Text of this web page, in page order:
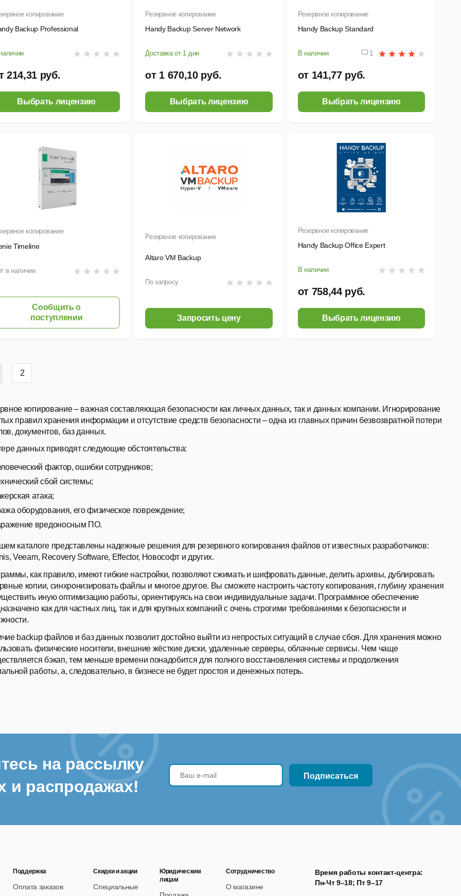
копирование
Backup Professional
214,31 руб.
Выбрать лицензию
Резервное копирование
Handy Backup Server Network
Доставка от 1 дня
от 1 670,10 руб.
Выбрать лицензию
Резервное копирование
Handy Backup Standard
В наличии 1
от 141,77 руб.
Выбрать лицензию
копирование
Timeline
в наличии
Сообщить о
поступлении
Резервное копирование
Altaro VM Backup
По запросу
Запросить цену
Резервное копирование
Handy Backup Office Expert
В наличии
от 758,44 руб.
Выбрать лицензию
2
копирование – важная составляющая безопасности как личных данных, так и данных компании. Игнорирование
правил хранения информации и отсутствие средств безопасности – одна из главных причин безвозвратной потери
документов, баз данных.
данных приводят следующие обстоятельства:
фактор, ошибки сотрудников;
сбой системы;
атака;
оборудования, его физическое повреждение;
вредоносным ПО.
каталоге представлены надежные решения для резервного копирования файлов от известных разработчиков:
Veeam, Recovery Software, Effector, Новософт и других.
как правило, имеют гибкие настройки, позволяют сжимать и шифровать данные, делить архивы, дублировать
копии, синхронизировать файлы и многое другое. Вы сможете настроить частоту копирования, глубину хранения
иную оптимизацию работы, ориентируясь на свои индивидуальные задачи. Программное обеспечение
как для частных лиц, так и для крупных компанийс очень строгими требованиями к безопасности и
backup файлов и баз данных позволит достойно выйти из непростых ситуаций в случае сбоя. Для хранения можно
физические носители, внешние жёсткие диски, удаленные серверы, облачные сервисы. Чем чаще
бэкап, тем меньше времени понадобится для полного восстановления системы и продолжения
работы, а, следовательно, в бизнесе не будет простоя и денежных потерь.
на рассылку
и распродажах!
Время работы контакт-центра:
Пн-Чт 9–18; Пт 9–17
Поддержка
Оплата заказов
Скидки и акции
Специальные
Юридическим
лицам
Сотрудничество
О магазине